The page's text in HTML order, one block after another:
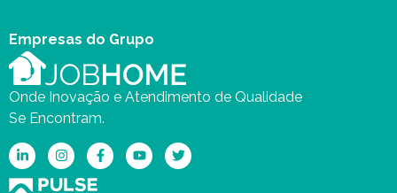
Empresas do Grupo
Onde Inovação e Atendimento de Qualidade
Se Encontram.